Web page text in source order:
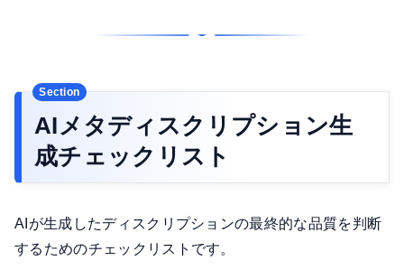
AIメタディスクリプション生
成チェックリスト
AIが生成したディスクリプションの最終的な品質を判断
するためのチェックリストです。